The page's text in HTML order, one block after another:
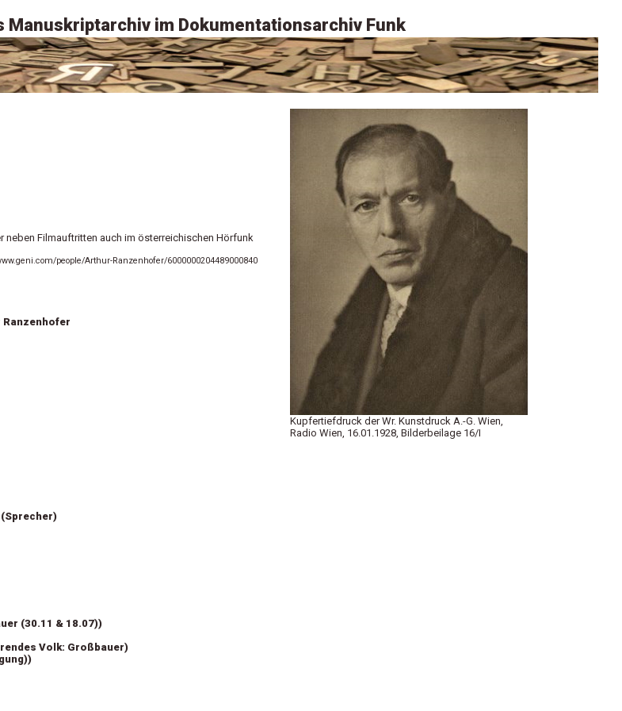
Manuskriptarchiv im Dokumentationsarchiv Funk
neben Filmauftritten auch im österreichischen Hörfunk
people/Arthur-Ranzenhofer/6000000204489000840
Ranzenhofer
(30.11 & 18.07))
Volk: Großbauer)
Kupfertiefdruck der Wr. Kunstdruck A.-G. Wien,
Radio Wien, 16.01.1928, Bilderbeilage 16/I